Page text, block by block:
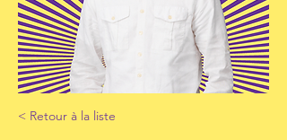
< Retour à la liste